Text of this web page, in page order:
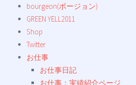
bourgeon(ボージョン)
GREEN YELL2011
Shop
Twitter
お仕事
お仕事日記
お仕事：実績紹介ページ